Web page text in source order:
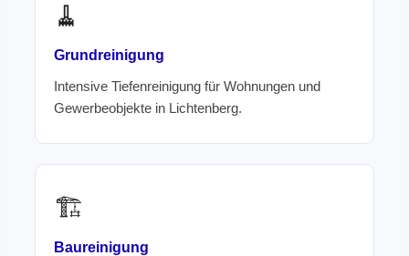
🧹
Grundreinigung
Intensive Tiefenreinigung für Wohnungen und
Gewerbeobjekte in Lichtenberg.
🏗️
Baureinigung